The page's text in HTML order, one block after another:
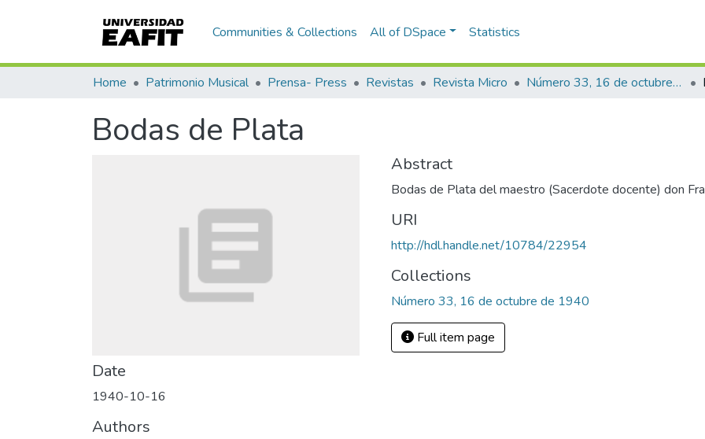
Communities & Collections All of DSpace Statistics
Home Patrimonio Musical Prensa- Press Revistas Revista Micro Número 33, 16 de octubre de 1940
Bodas de Plata
Date
1940-10-16
Authors
Abstract
Bodas de Plata del maestro (Sacerdote docente) don
URI
http://hdl.handle.net/10784/22954
Collections
Número 33, 16 de octubre de 1940
Full item page